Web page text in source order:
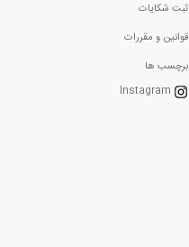
ثبت شکایات
قوانین و مقررات
برچسب ها
Instagram